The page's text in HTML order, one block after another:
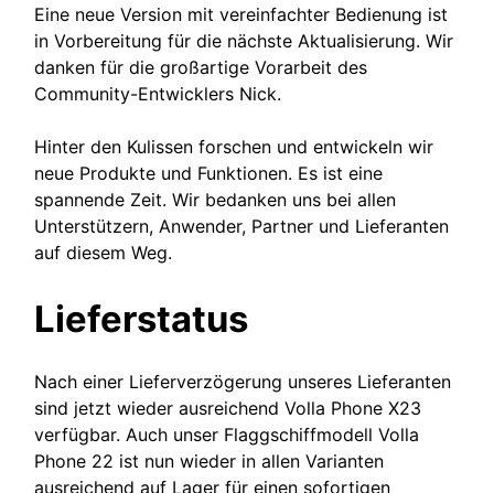
Eine neue Version mit vereinfachter Bedienung ist
in Vorbereitung für die nächste Aktualisierung. Wir
danken für die großartige Vorarbeit des
Community-Entwicklers Nick.
Hinter den Kulissen forschen und entwickeln wir
neue Produkte und Funktionen. Es ist eine
spannende Zeit. Wir bedanken uns bei allen
Unterstützern, Anwender, Partner und Lieferanten
auf diesem Weg.
Lieferstatus
Nach einer Lieferverzögerung unseres Lieferanten
sind jetzt wieder ausreichend Volla Phone X23
verfügbar. Auch unser Flaggschiffmodell Volla
Phone 22 ist nun wieder in allen Varianten
ausreichend auf Lager für einen sofortigen